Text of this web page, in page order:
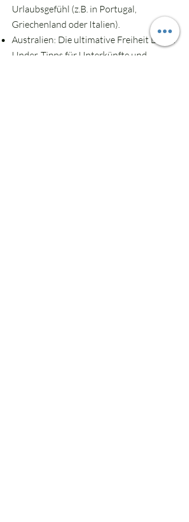
Urlaubsgefühl (z.B. in Portugal,
Griechenland oder Italien).
Australien: Die ultimative Freiheit Down
Under. Tipps für Unterkünfte und